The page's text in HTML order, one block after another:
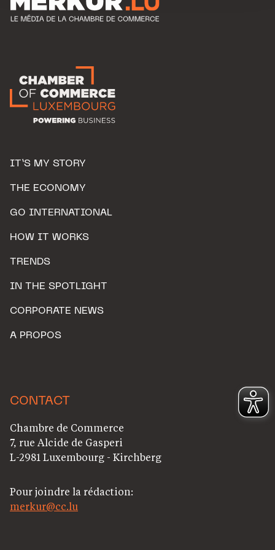
IT’S MY STORY
THE ECONOMY
GO INTERNATIONAL
HOW IT WORKS
TRENDS
IN THE SPOTLIGHT
CORPORATE NEWS
A PROPOS
CONTACT
Chambre de Commerce
7, rue Alcide de Gasperi
L-2981 Luxembourg - Kirchberg
Pour joindre la rédaction:
merkur@cc.lu